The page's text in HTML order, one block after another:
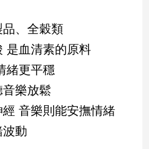
、全穀類
是血清素的原料
緒更平穩
樂放鬆
音樂則能安撫情緒
動